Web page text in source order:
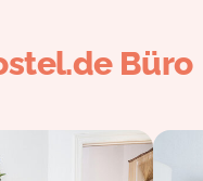
Büro